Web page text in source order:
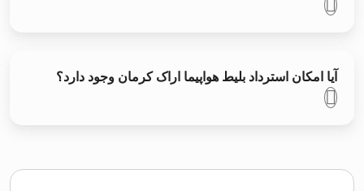
آیا امکان استرداد بلیط هواپیما اراک کرمان وجود دارد؟